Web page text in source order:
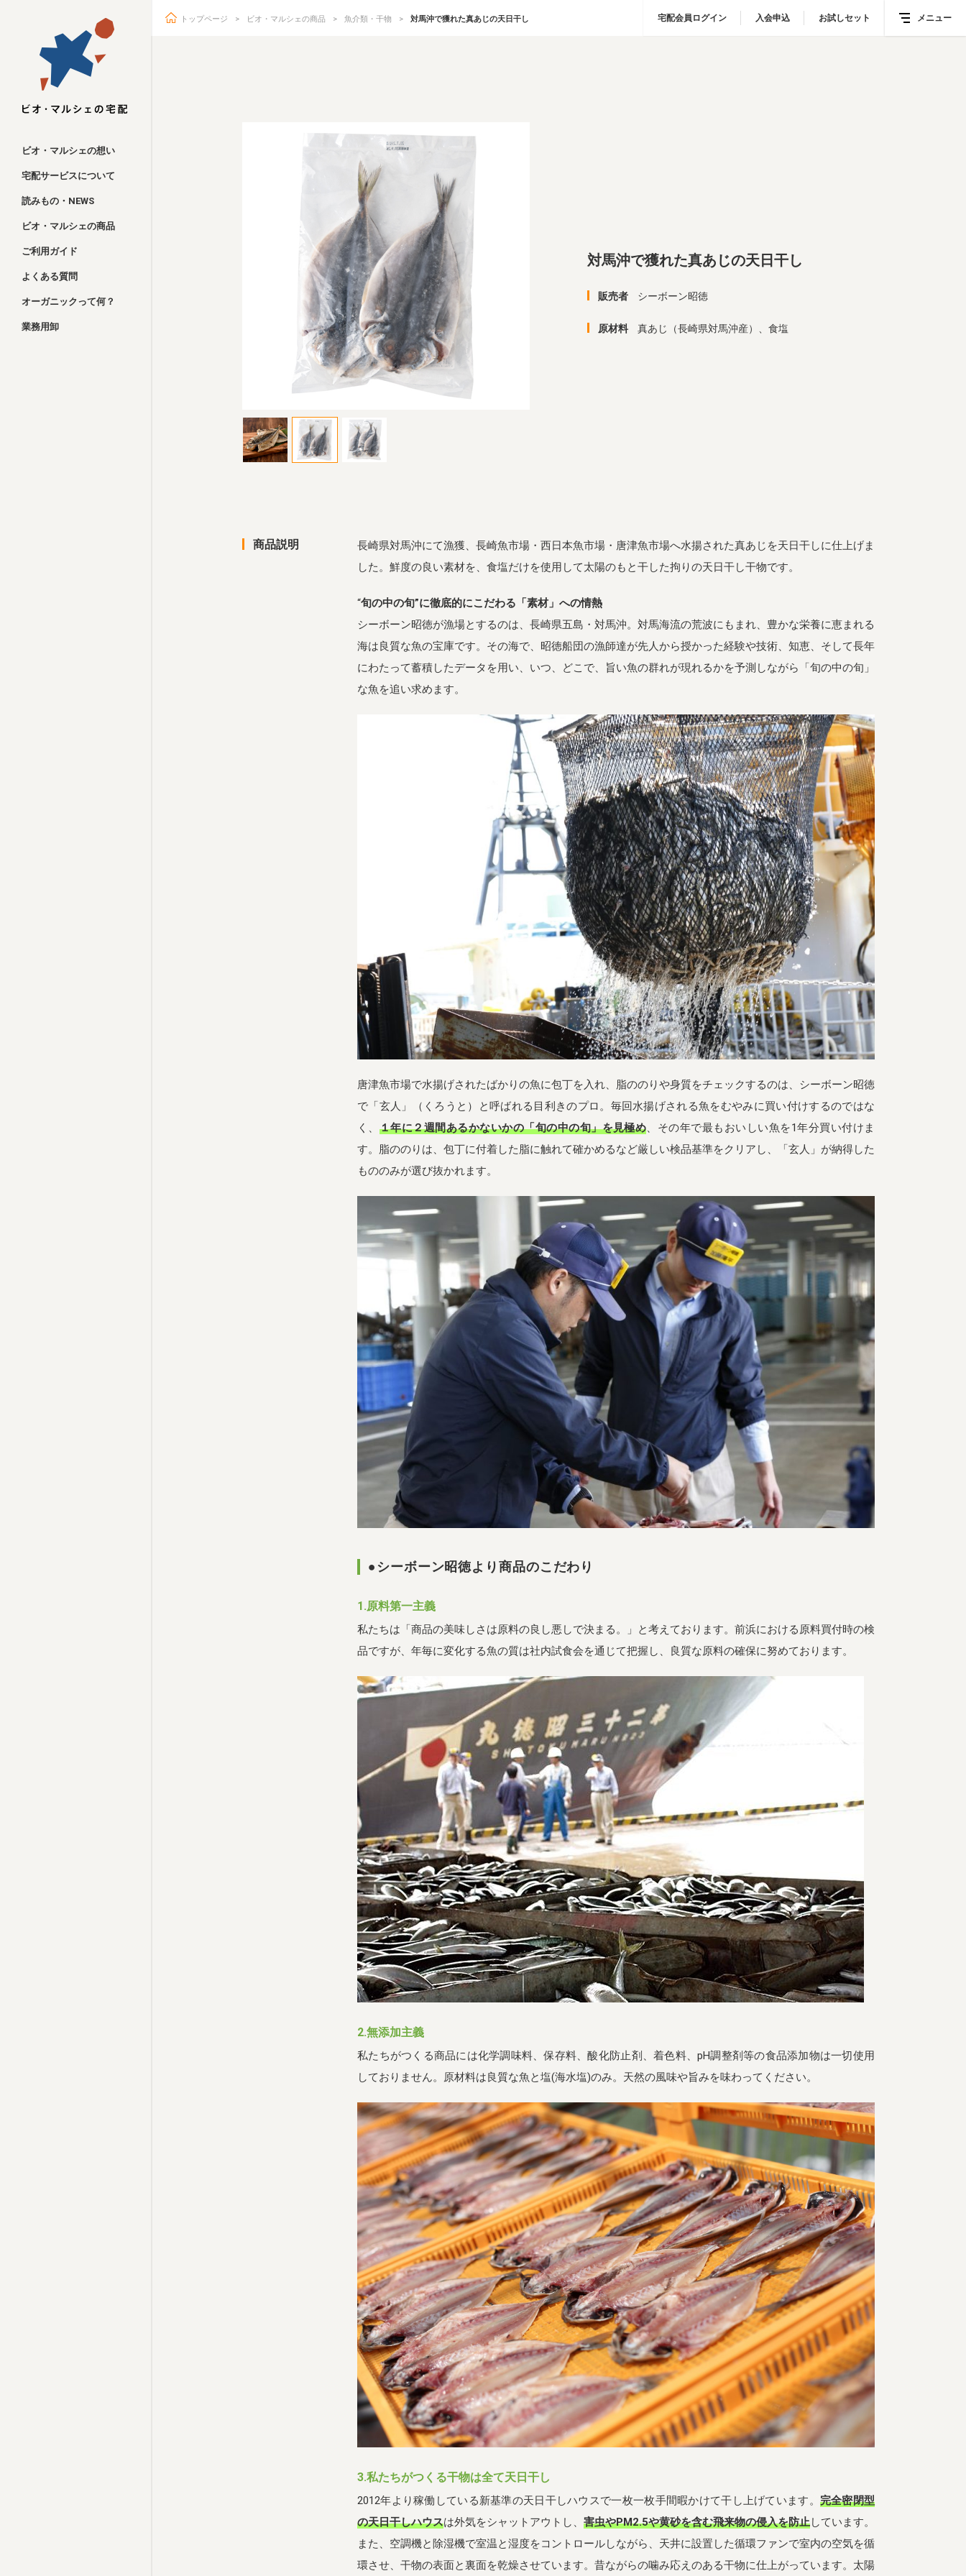
ビオ・マルシェ
ビオ・マルシェの想い
宅配サービスについて
読みもの・NEWS
ビオ・マルシェの商品
ご利用ガイド
よくある質問
オーガニックって何？
業務用卸
宅配会員ログイン 入会申込 お試しセット メニュー
宅配会員ログイン 入会申込 お試しセット メニュー
宅配サービス紹介
有機野菜の
お試しセット
入会申込
よくある質問 オーガニックって何
お届け情報
お問い合わせ
会社概要 採用情報
トップページ ビオ・マルシェの商品 魚介類・干物 対馬沖で獲れた真あじの天日干し
対馬沖で獲れた真あじの天日干し
販売者 シーボーン昭徳
原材料 真あじ（長崎県対馬沖産）、食塩
商品説明
長崎県対馬沖にて漁獲、長崎魚市場・西日本魚市場・唐津魚市場へ水揚された真あじを天日干しに仕上げま
した。鮮度の良い素材を、食塩だけを使用して太陽のもと干した拘りの天日干し干物です。
“旬の中の旬”に徹底的にこだわる「素材」への情熱
シーボーン昭徳が漁場とするのは、長崎県五島・対馬沖。対馬海流の荒波にもまれ、豊かな栄養に恵まれる
海は良質な魚の宝庫です。その海で、昭徳船団の漁師達が先人から授かった経験や技術、知恵、そして長年
にわたって蓄積したデータを用い、いつ、どこで、旨い魚の群れが現れるかを予測しながら「旬の中の旬」
な魚を追い求めます。
唐津魚市場で水揚げされたばかりの魚に包丁を入れ、脂ののりや身質をチェックするのは、シーボーン昭徳
で「玄人」（くろうと）と呼ばれる目利きのプロ。 毎回水揚げされる魚をむやみに買い付けするのではな
く、 １年に２週間あるかないかの「旬の中の旬」を見極め、その年で最もおいしい魚を1年分買い付けま
す。脂ののりは、 包丁に付着した脂に触れて確かめるなど厳しい検品基準をクリアし、「玄人」が納得した
もののみが選び抜かれます。
●シーボーン昭徳より商品のこだわり
1.原料第一主義
私たちは「商品の美味しさは原料の良し悪しで決まる。」と考えております。前浜における原料買付時の検
品ですが、年毎に変化する魚の質は社内試食会を通じて把握し、良質な原料の確保に努めております。
2.無添加主義
私たちがつくる商品には化学調味料、保存料、酸化防止剤、着色料、pH調整剤等の食品添加物は一切使用
しておりません。原材料は良質な魚と塩(海水塩)のみ。天然の風味や旨みを味わってください。
3.私たちがつくる干物は全て天日干し
2012年より稼働している新基準の天日干しハウスで一枚一枚手間暇かけて干し上げています。 完全密閉型
の天日干しハウスは外気をシャットアウトし、 害虫やPM2.5や黄砂を含む飛来物の侵入を防止しています。
また、空調機と除湿機で室温と湿度をコントロールしながら、天井に設置した循環ファンで室内の空気を循
環させ、干物の表面と裏面を乾燥させています。昔ながらの噛み応えのある干物に仕上がっています。太陽